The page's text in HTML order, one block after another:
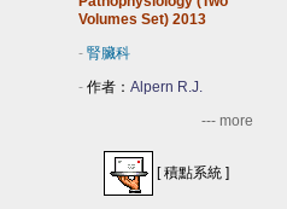
Volumes Set) 2013
- 腎臟科
- 作者： Alpern R.J.
--- more
[積點系統 ]